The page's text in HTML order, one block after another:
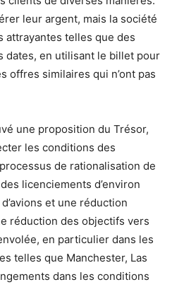
leur argent, mais la société
telles que des
dates, en utilisant le billet pour
offres similaires qui n’ont pas
une proposition du Trésor,
les conditions des
de rationalisation de
licenciements d’environ
et une réduction
réduction des objectifs vers
en particulier dans les
telles que Manchester, Las
dans les conditions